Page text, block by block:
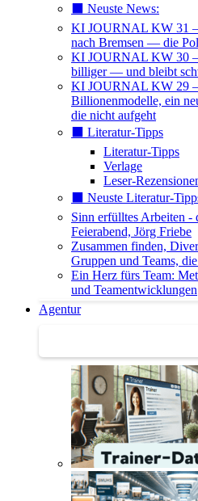
⬛️ Neuste News:
KI JOURNAL KW 31 –
nach Bremsen — die
KI JOURNAL KW 30 –
billiger — und bleibt
KI JOURNAL KW 29
Billionenmodelle, ein
die nicht aufgeht
⬛️ Literatur-Tipps
Literatur-Tipps
Verlage
Leser-
⬛️ Neuste Literatur-
Sinn erfülltes Arbeiten -
Feierabend, Jörg Friebe
Zusammen finden,
Gruppen und Teams,
Ein Herz fürs Team:
und Teamentwicklungen
Agentur